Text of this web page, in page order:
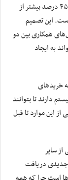
فروغی درباره مبلغ خرید کافه‌بازار توضیح داد: «تپسل ۴۵ درصد بیشتر از
این تصمیم
همکاری بین دو
به ایجاد
خریدهای
دارند تا بتوانند
این موارد تا قبل
از سایر
جدیدی دریافت